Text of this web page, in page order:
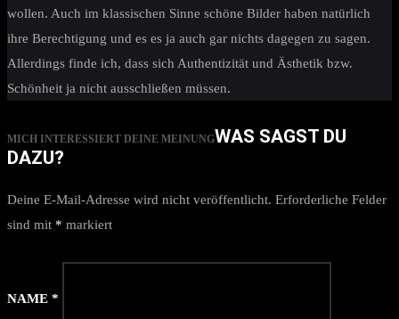
wollen. Auch im klassischen Sinne schöne Bilder haben natürlich
ihre Berechtigung und es es ja auch gar nichts dagegen zu sagen.
Allerdings finde ich, dass sich Authentizität und Ästhetik bzw.
Schönheit ja nicht ausschließen müssen.
MICH INTERESSIERT DEINE MEINUNGWAS SAGST DU
DAZU?
Deine E-Mail-Adresse wird nicht veröffentlicht. Erforderliche Felder
sind mit * markiert
NAME *